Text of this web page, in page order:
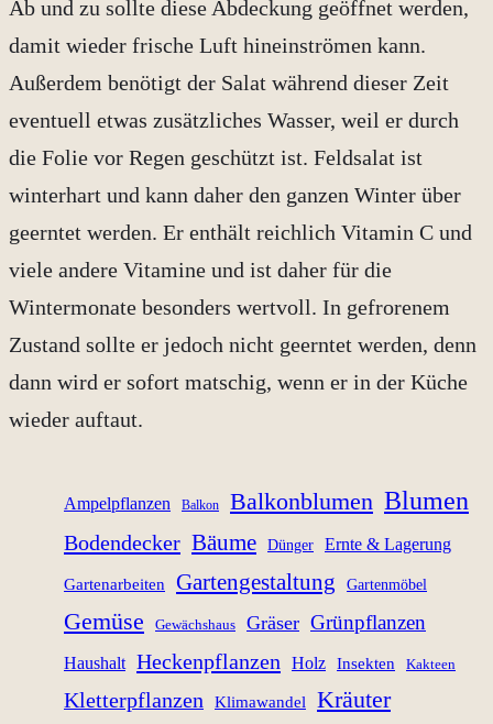
Ab und zu sollte diese Abdeckung geöffnet werden,
damit wieder frische Luft hineinströmen kann.
Außerdem benötigt der Salat während dieser Zeit
eventuell etwas zusätzliches Wasser, weil er durch
die Folie vor Regen geschützt ist. Feldsalat ist
winterhart und kann daher den ganzen Winter über
geerntet werden. Er enthält reichlich Vitamin C und
viele andere Vitamine und ist daher für die
Wintermonate besonders wertvoll. In gefrorenem
Zustand sollte er jedoch nicht geerntet werden, denn
dann wird er sofort matschig, wenn er in der Küche
wieder auftaut.
Ampelpflanzen Balkon Balkonblumen Blumen
Bodendecker Bäume Dünger Ernte & Lagerung
Gartenarbeiten Gartengestaltung Gartenmöbel
Gemüse Gewächshaus Gräser Grünpflanzen
Haushalt Heckenpflanzen Holz Insekten Kakteen
Kletterpflanzen Klimawandel Kräuter